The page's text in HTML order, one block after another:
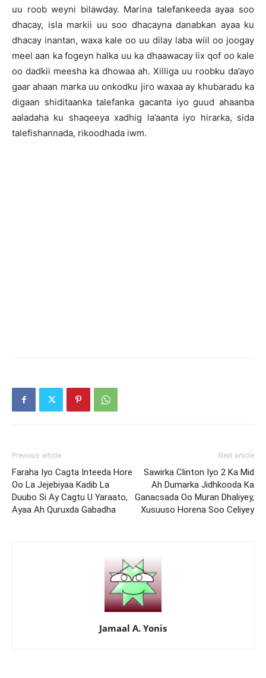
uu roob weyni bilawday. Marina talefankeeda ayaa soo
dhacay, isla markii uu soo dhacayna danabkan ayaa ku
dhacay inantan, waxa kale oo uu dilay laba wiil oo joogay
meel aan ka fogeyn halka uu ka dhaawacay lix qof oo kale
oo dadkii meesha ka dhowaa ah. Xilliga uu roobku da’ayo
gaar ahaan marka uu onkodku jiro waxaa ay khubaradu ka
digaan shiditaanka talefanka gacanta iyo guud ahaanba
aaladaha ku shaqeeya xadhig la’aanta iyo hirarka, sida
talefishannada, rikoodhada iwm.
Previous article
Faraha Iyo Cagta Inteeda Hore
Oo La Jejebiyaa Kadib La
Duubo Si Ay Cagtu U Yaraato,
Ayaa Ah Quruxda Gabadha
Next article
Sawirka Clinton Iyo 2 Ka Mid
Ah Dumarka Jidhkooda Ka
Ganacsada Oo Muran Dhaliyey,
Xusuuso Horena Soo Celiyey
Jamaal A. Yonis